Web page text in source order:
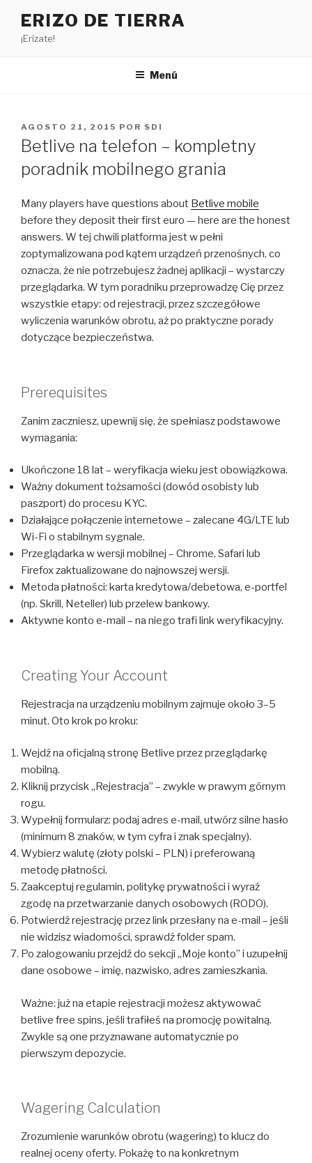
contenido
ERIZO DE TIERRA
¡Erízate!
Menú
PUBLICADO
EL
AGOSTO 21, 2015 POR SDI
Betlive na telefon – kompletny
poradnik mobilnego grania
Many players have questions about Betlive mobile
before they deposit their first euro — here are the honest
answers. W tej chwili platforma jest w pełni
zoptymalizowana pod kątem urządzeń przenośnych, co
oznacza, że nie potrzebujesz żadnej aplikacji – wystarczy
przeglądarka. W tym poradniku przeprowadzę Cię przez
wszystkie etapy: od rejestracji, przez szczegółowe
wyliczenia warunków obrotu, aż po praktyczne porady
dotyczące bezpieczeństwa.
Prerequisites
Zanim zaczniesz, upewnij się, że spełniasz podstawowe
wymagania:
Ukończone 18 lat – weryfikacja wieku jest obowiązkowa.
Ważny dokument tożsamości (dowód osobisty lub
paszport) do procesu KYC.
Działające połączenie internetowe – zalecane 4G/LTE lub
Wi-Fi o stabilnym sygnale.
Przeglądarka w wersji mobilnej – Chrome, Safari lub
Firefox zaktualizowane do najnowszej wersji.
Metoda płatności: karta kredytowa/debetowa, e-portfel
(np. Skrill, Neteller) lub przelew bankowy.
Aktywne konto e-mail – na niego trafi link weryfikacyjny.
Creating Your Account
Rejestracja na urządzeniu mobilnym zajmuje około 3–5
minut. Oto krok po kroku:
Wejdź na oficjalną stronę Betlive przez przeglądarkę
mobilną.
Kliknij przycisk „Rejestracja” – zwykle w prawym górnym
rogu.
Wypełnij formularz: podaj adres e-mail, utwórz silne hasło
(minimum 8 znaków, w tym cyfra i znak specjalny).
Wybierz walutę (złoty polski – PLN) i preferowaną
metodę płatności.
Zaakceptuj regulamin, politykę prywatności i wyraź
zgodę na przetwarzanie danych osobowych (RODO).
Potwierdź rejestrację przez link przesłany na e-mail – jeśli
nie widzisz wiadomości, sprawdź folder spam.
Po zalogowaniu przejdź do sekcji „Moje konto” i uzupełnij
dane osobowe – imię, nazwisko, adres zamieszkania.
Ważne: już na etapie rejestracji możesz aktywować
betlive free spins, jeśli trafiłeś na promocję powitalną.
Zwykle są one przyznawane automatycznie po
pierwszym depozycie.
Wagering Calculation
Zrozumienie warunków obrotu (wagering) to klucz do
realnej oceny oferty. Pokażę to na konkretnym